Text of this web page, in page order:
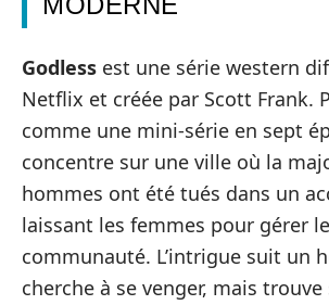
Godless est une série western
Netflix et créée par Scott Frank.
comme une mini-série en sept
concentre sur une ville où la
hommes ont été tués dans un
laissant les femmes pour gérer
communauté. L’intrigue suit un
cherche à se venger, mais trouve